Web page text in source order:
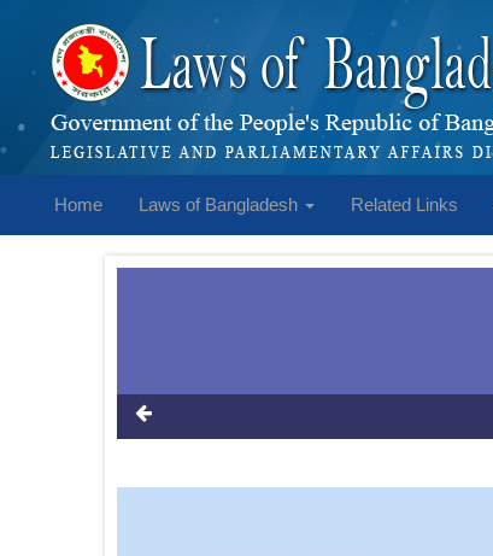
Home Laws of Bangladesh Related Links